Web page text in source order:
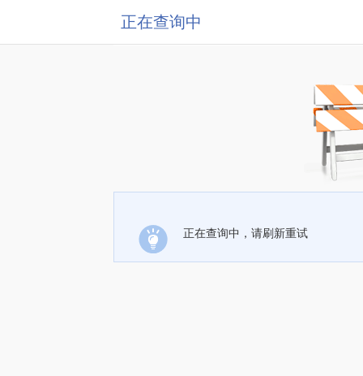
正在查询中
正在查询中，请刷新重试